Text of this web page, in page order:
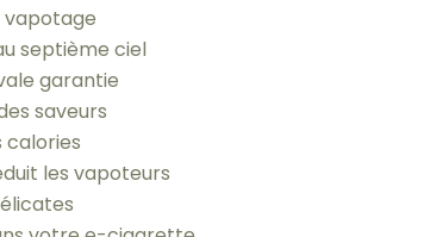
vapotage
septième ciel
garantie
saveurs
calories
les vapoteurs